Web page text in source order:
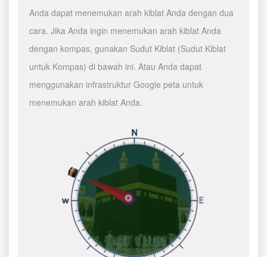
Anda dapat menemukan arah kiblat Anda dengan dua
cara. Jika Anda ingin menemukan arah kiblat Anda
dengan kompas, gunakan Sudut Kiblat (Sudut Kiblat
untuk Kompas) di bawah ini. Atau Anda dapat
menggunakan infrastruktur Google peta untuk
menemukan arah kiblat Anda.